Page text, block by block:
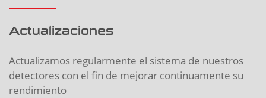
Actualizaciones
Actualizamos regularmente el sistema de nuestros
detectores con el fin de mejorar continuamente su
rendimiento